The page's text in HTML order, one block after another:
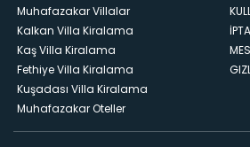
Muhafazakar Villalar
Kalkan Villa Kiralama
Kaş Villa Kiralama
Fethiye Villa Kiralama
Kuşadası Villa Kiralama
Muhafazakar Oteller